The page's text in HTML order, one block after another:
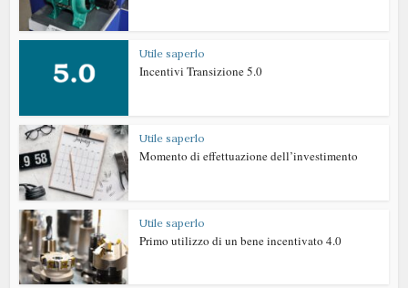
Utile saperlo
Incentivi Transizione 5.0
Utile saperlo
Momento di effettuazione dell’investimento
Utile saperlo
Primo utilizzo di un bene incentivato 4.0